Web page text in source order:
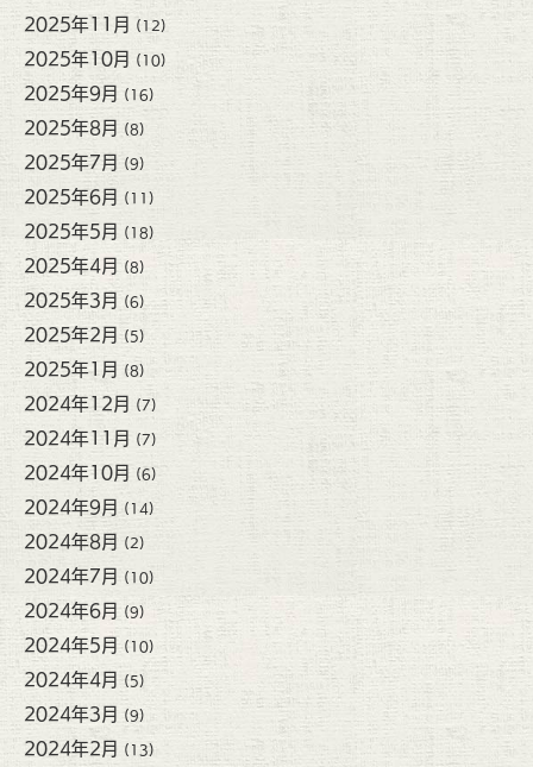
2025年11月 (12)
2025年10月 (10)
2025年9月 (16)
2025年8月 (8)
2025年7月 (9)
2025年6月 (11)
2025年5月 (18)
2025年4月 (8)
2025年3月 (6)
2025年2月 (5)
2025年1月 (8)
2024年12月 (7)
2024年11月 (7)
2024年10月 (6)
2024年9月 (14)
2024年8月 (2)
2024年7月 (10)
2024年6月 (9)
2024年5月 (10)
2024年4月 (5)
2024年3月 (9)
2024年2月 (13)